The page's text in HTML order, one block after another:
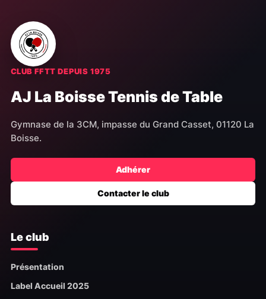
CLUB FFTT DEPUIS 1975
AJ La Boisse Tennis de Table
Gymnase de la 3CM, impasse du Grand Casset, 01120 La
Boisse.
Adhérer
Contacter le club
Le club
Présentation
Label Accueil 2025